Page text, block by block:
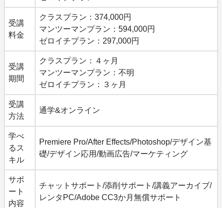
受講
料金
クラスプラン：374,000円
マンツーマンプラン：594,000円
ゼロイチプラン：297,000円
受講
期間
クラスプラン：４ヶ月
マンツーマンプラン：不明
ゼロイチプラン：３ヶ月
受講
方法
通学&オンライン
学べ
るス
キル
Premiere Pro/After Effects/Photoshop/デザイン基
礎/デザイン応用/動画広告/マーケティング
サポ
ート
内容
チャットサポート/添削サポート/講義アーカイブ/
レンタPC/Adobe CC3か月無償サポート